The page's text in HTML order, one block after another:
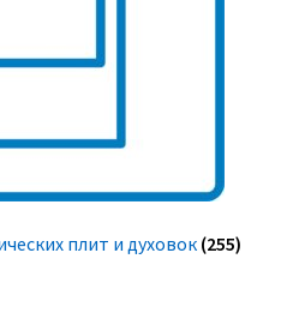
плит и духовок (255)